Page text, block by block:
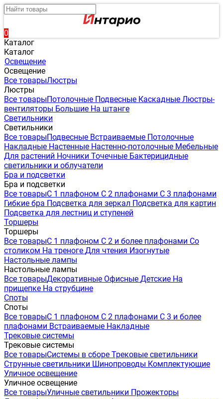
0
Каталог
Каталог
Освещение
Освещение
Все товарыЛюстры
Люстры
Все товарыПотолочные Подвесные Каскадные Люстры-
вентиляторы Большие На штанге
Светильники
Светильники
Все товарыПодвесные Встраиваемые Потолочные
Накладные Настенные Настенно-потолочные Мебельные
Для растений Ночники Точечные Бактерицидные
светильники и облучатели
Бра и подсветки
Бра и подсветки
Все товарыС 1 плафоном С 2 плафонами С 3 плафонами
Гибкие бра Подсветка для зеркал Подсветка для картин
Подсветка для лестниц и ступеней
Торшеры
Торшеры
Все товарыС 1 плафоном С 2 и более плафонами Со
столиком На треноге Для чтения Изогнутые
Настольные лампы
Настольные лампы
Все товарыДекоративные Офисные Детские На
прищепке На струбцине
Споты
Споты
Все товарыС 1 плафоном С 2 плафонами С 3 и более
плафонами Встраиваемые Накладные
Трековые системы
Трековые системы
Все товарыСистемы в сборе Трековые светильники
Струнные светильники Шинопроводы Комплектующие
Уличное освещение
Уличное освещение
Все товарыУличные светильники Прожекторы